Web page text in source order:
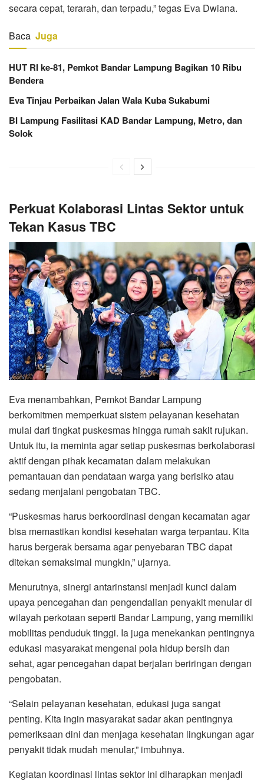
secara cepat, terarah, dan terpadu,” tegas Eva Dwiana.
Baca Juga
HUT RI ke-81, Pemkot Bandar Lampung Bagikan 10 Ribu
Bendera
Eva Tinjau Perbaikan Jalan Wala Kuba Sukabumi
BI Lampung Fasilitasi KAD Bandar Lampung, Metro, dan
Solok
Perkuat Kolaborasi Lintas Sektor untuk
Tekan Kasus TBC
Eva menambahkan, Pemkot Bandar Lampung
berkomitmen memperkuat sistem pelayanan kesehatan
mulai dari tingkat puskesmas hingga rumah sakit rujukan.
Untuk itu, ia meminta agar setiap puskesmas berkolaborasi
aktif dengan pihak kecamatan dalam melakukan
pemantauan dan pendataan warga yang berisiko atau
sedang menjalani pengobatan TBC.
“Puskesmas harus berkoordinasi dengan kecamatan agar
bisa memastikan kondisi kesehatan warga terpantau. Kita
harus bergerak bersama agar penyebaran TBC dapat
ditekan semaksimal mungkin,” ujarnya.
Menurutnya, sinergi antarinstansi menjadi kunci dalam
upaya pencegahan dan pengendalian penyakit menular di
wilayah perkotaan seperti Bandar Lampung, yang memiliki
mobilitas penduduk tinggi. Ia juga menekankan pentingnya
edukasi masyarakat mengenai pola hidup bersih dan
sehat, agar pencegahan dapat berjalan beriringan dengan
pengobatan.
“Selain pelayanan kesehatan, edukasi juga sangat
penting. Kita ingin masyarakat sadar akan pentingnya
pemeriksaan dini dan menjaga kesehatan lingkungan agar
penyakit tidak mudah menular,” imbuhnya.
Kegiatan koordinasi lintas sektor ini diharapkan menjadi